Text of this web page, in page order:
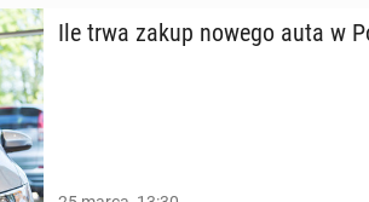
Ile trwa zakup nowego auta w